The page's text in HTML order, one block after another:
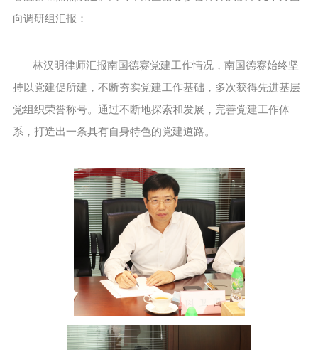
向调研组汇报：
林汉明律师汇报南国德赛党建工作情况，南国德赛始终坚
持以党建促所建，不断夯实党建工作基础，多次获得先进基层
党组织荣誉称号。通过不断地探索和发展，完善党建工作体
系，打造出一条具有自身特色的党建道路。